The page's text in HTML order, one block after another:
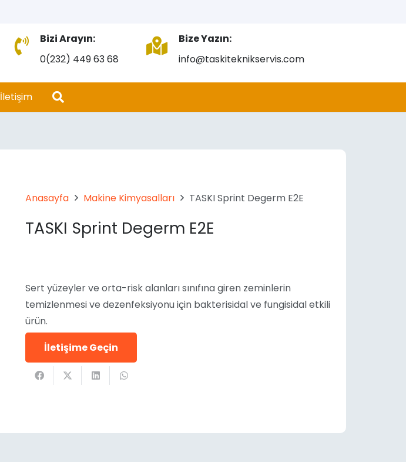
Bizi Arayın:
0(232) 449 63 68
Bize Yazın:
info@taskiteknikservis.com
İletişim
Anasayfa Makine Kimyasalları TASKI Sprint Degerm E2E
TASKI Sprint Degerm E2E
Sert yüzeyler ve orta-risk alanları sınıfına giren zeminlerin
temizlenmesi ve dezenfeksiyonu için bakterisidal ve fungisidal etkili
ürün.
İletişime Geçin